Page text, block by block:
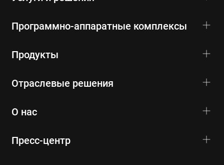
Программно-аппаратные комплексы
Продукты
Отраслевые решения
О нас
Пресс-центр